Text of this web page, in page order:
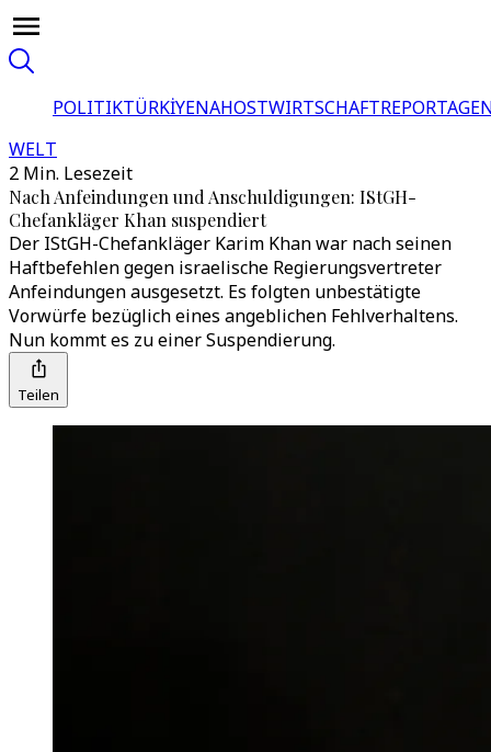
POLITIKTÜRKİYENAHOSTWIRTSCHAFT
WELT
2 Min. Lesezeit
Nach Anfeindungen und Anschuldigungen: IStGH-
Chefankläger Khan suspendiert
Der IStGH-Chefankläger Karim Khan war nach seinen
Haftbefehlen gegen israelische Regierungsvertreter
Anfeindungen ausgesetzt. Es folgten unbestätigte
Vorwürfe bezüglich eines angeblichen Fehlverhaltens.
Nun kommt es zu einer Suspendierung.
Teilen